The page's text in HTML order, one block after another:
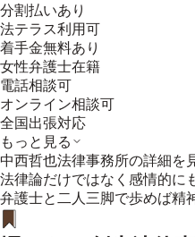
分割払いあり
法テラス利用可
着手金無料あり
女性弁護士在籍
電話相談可
オンライン相談可
全国出張対応
もっと見る
中西哲也法律事務所の詳細を
法律論だけではなく感情的に
弁護士と二人三脚で歩めば精